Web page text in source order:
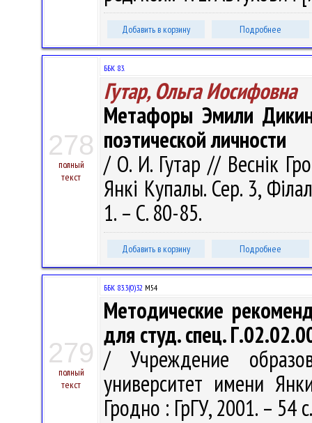
Добавить в корзину Подробнее
278
полный
текст
ББК 83.
Гутар, Ольга Иосифовна
Метафоры Эмили
поэтической личности
/ О. И. Гутар // Веснік
Янкі Купалы. Сер. 3,
1. – С. 80-85.
Добавить в корзину Подробнее
279
полный
текст
ББК 83.3(0)32 М54
Методические
для студ. спец.
/ Учреждение
университет имени
Гродно : ГрГУ, 2001. – 54